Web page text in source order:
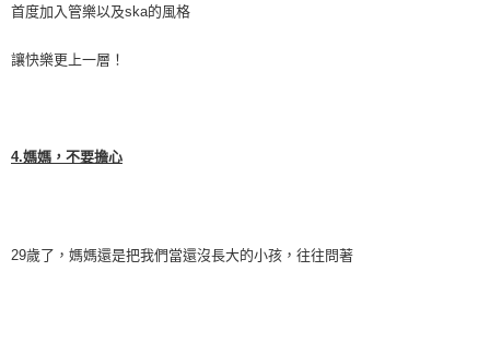
首度加入管樂以及ska的風格
讓快樂更上一層！
4.媽媽，不要擔心
29歲了，媽媽還是把我們當還沒長大的小孩，往往問著